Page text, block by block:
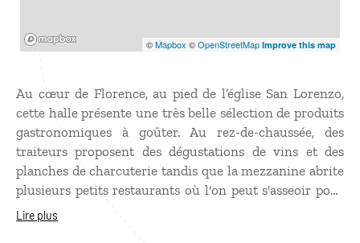
©Mapbox ©OpenStreetMap Improve this map
Au cœur de Florence, au pied de l’église San Lorenzo,
cette halle présente une très belle sélection de produits
gastronomiques à goûter. Au rez-de-chaussée, des
traiteurs proposent des dégustations de vins et des
planches de charcuterie tandis que la mezzanine abrite
plusieurs petits restaurants où l'on peut s'asseoir pour
déguster toutes sortes de spécialités locales,
Lire plus